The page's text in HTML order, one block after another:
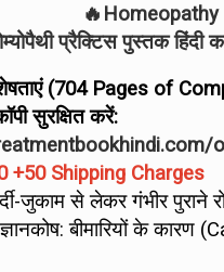
🔥Homeopathy
प्रैक्टिस पुस्तक
(704 Pages of
सुरक्षित करें:
+50 Shipping Charges
जुकाम से लेकर गंभीर पुराने
बीमारियों के